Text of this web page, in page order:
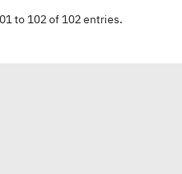
to 102 of 102 entries.